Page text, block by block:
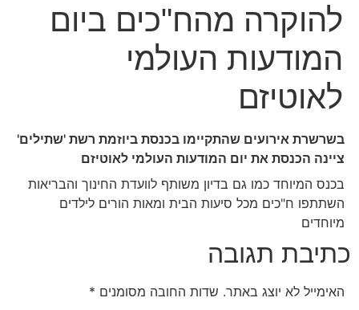
להוקרה מהח"כים ביום
המודעות העולמי
לאוטיזם
בשרשרת אירועים שהתקיימו בכנסת ביוזמת רשת 'שתילים'
ציינה הכנסת את יום המודעות העולמי לאוטיזם
בכנס המיוחד כמו גם בדיון משותף לוועדת החינוך והבריאות
השתתפו ח"כים מכל סיעות הבית ומאות הורים לילדים
מיוחדים
כתיבת תגובה
האימייל לא יוצג באתר. שדות החובה מסומנים *